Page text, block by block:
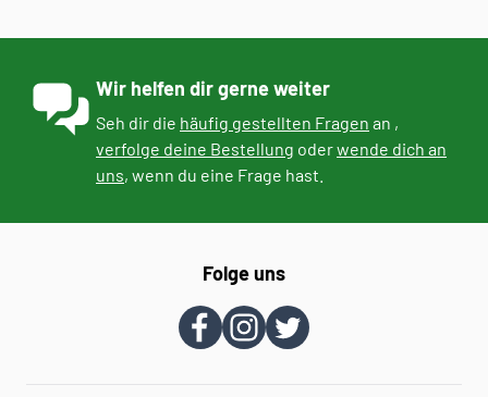
Wir helfen dir gerne weiter
Seh dir die häufig gestellten Fragen an ,
verfolge deine Bestellung oderwende dich an
uns, wenn du eine Frage hast.
Folge uns